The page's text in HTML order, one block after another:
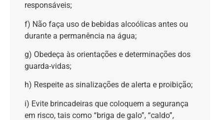
responsáveis;
f) Não faça uso de bebidas alcoólicas antes ou
durante a permanência na água;
g) Obedeça às orientações e determinações dos
guarda-vidas;
h) Respeite as sinalizações de alerta e proibição;
i) Evite brincadeiras que coloquem a segurança
em risco, tais como “briga de galo”, “caldo”,